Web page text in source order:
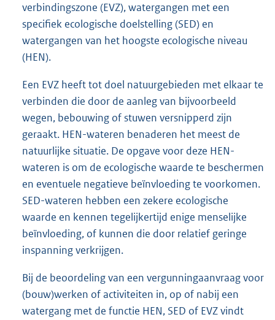
verbindingszone (EVZ), watergangen met een
specifiek ecologische doelstelling (SED) en
watergangen van het hoogste ecologische niveau
(HEN).
Een EVZ heeft tot doel natuurgebieden met elkaar te
verbinden die door de aanleg van bijvoorbeeld
wegen, bebouwing of stuwen versnipperd zijn
geraakt. HEN-wateren benaderen het meest de
natuurlijke situatie. De opgave voor deze HEN-
wateren is om de ecologische waarde te beschermen
en eventuele negatieve beïnvloeding te voorkomen.
SED-wateren hebben een zekere ecologische
waarde en kennen tegelijkertijd enige menselijke
beïnvloeding, of kunnen die door relatief geringe
inspanning verkrijgen.
Bij de beoordeling van een vergunningaanvraag voor
(bouw)werken of activiteiten in, op of nabij een
watergang met de functie HEN, SED of EVZ vindt